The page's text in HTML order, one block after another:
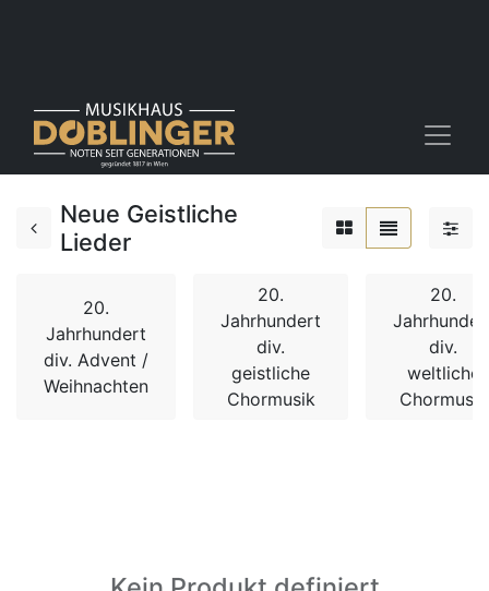
Neue Geistliche
Lieder
20.
Jahrhundert
div. Advent /
Weihnachten
20.
Jahrhundert
div.
geistliche
Chormusik
20.
div.
weltliche
Chormusik